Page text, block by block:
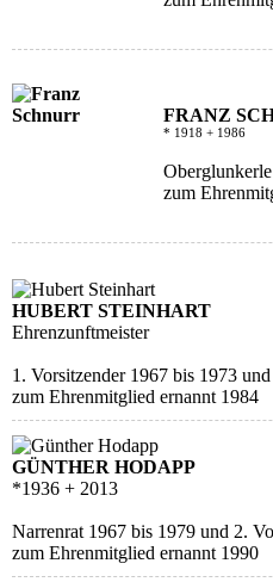
FRANZ
* 1918 + 1986
zum
HUBERT STEINHART
Ehrenzunftmeister
1. Vorsitzender 1967 bis 1973
zum Ehrenmitglied ernannt 1984
GÜNTHER HODAPP
*1936 + 2013
Narrenrat 1967 bis 1979 und 2.
zum Ehrenmitglied ernannt 1990